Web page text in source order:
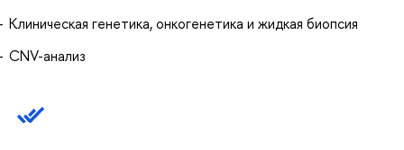
Клиническая генетика, онкогенетика и жидкая биопсия
CNV-анализ